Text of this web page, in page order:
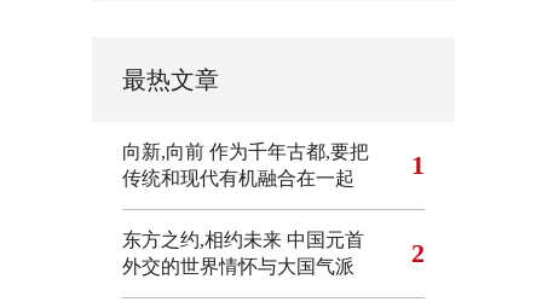
最热文章
向新,向前 作为千年古都,要把
传统和现代有机融合在一起
1
东方之约,相约未来 中国元首
外交的世界情怀与大国气派
2